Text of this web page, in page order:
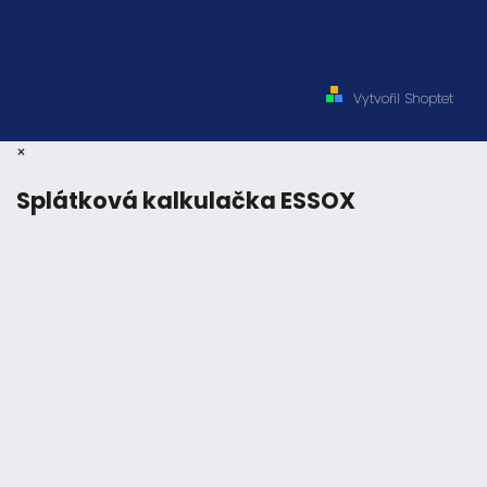
Vytvořil Shoptet
×
Splátková kalkulačka ESSOX